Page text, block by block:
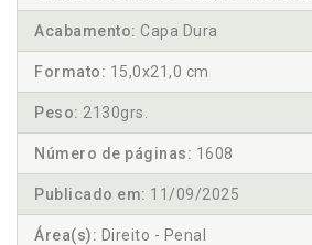
Acabamento: Capa Dura
Formato: 15,0x21,0 cm
Peso: 2130grs.
Número de páginas: 1608
Publicado em: 11/09/2025
Área(s): Direito - Penal